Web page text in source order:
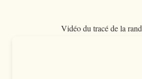
Vidéo du tracé de la